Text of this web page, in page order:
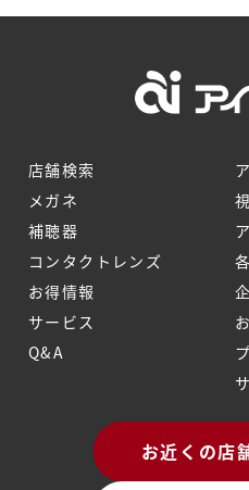
店舗検索
メガネ
補聴器
コンタクトレンズ
お得情報
サービス
Q&A
お近くの店